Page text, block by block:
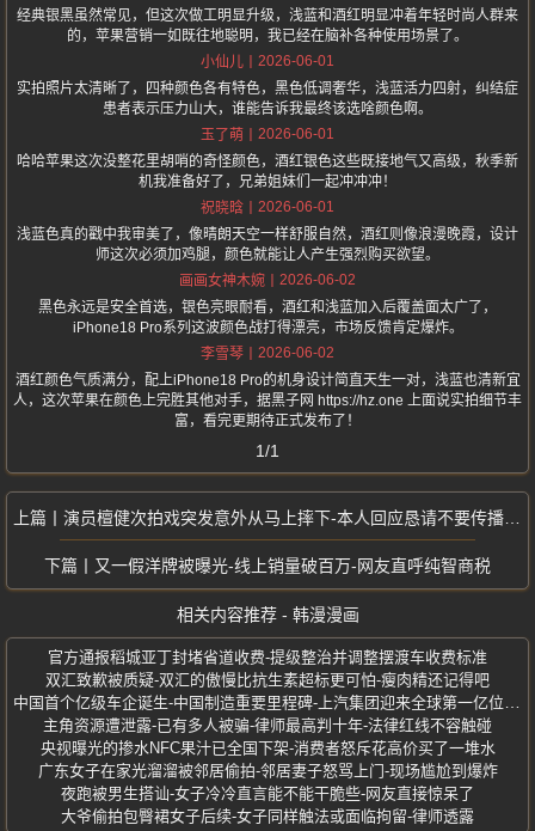
经典银黑虽然常见，但这次做工明显升级，浅蓝和酒红明显冲着年轻时尚人群来
的，苹果营销一如既往地聪明，我已经在脑补各种使用场景了。
小仙儿
2026-06-01
实拍照片太清晰了，四种颜色各有特色，黑色低调奢华，浅蓝活力四射，纠结症
患者表示压力山大，谁能告诉我最终该选啥颜色啊。
玉了萌
2026-06-01
哈哈苹果这次没整花里胡哨的奇怪颜色，酒红银色这些既接地气又高级，秋季新
机我准备好了，兄弟姐妹们一起冲冲冲！
祝晓晗
2026-06-01
浅蓝色真的戳中我审美了，像晴朗天空一样舒服自然，酒红则像浪漫晚霞，设计
师这次必须加鸡腿，颜色就能让人产生强烈购买欲望。
画画女神木婉
2026-06-02
黑色永远是安全首选，银色亮眼耐看，酒红和浅蓝加入后覆盖面太广了，
iPhone18 Pro系列这波颜色战打得漂亮，市场反馈肯定爆炸。
李雪琴
2026-06-02
酒红颜色气质满分，配上iPhone18 Pro的机身设计简直天生一对，浅蓝也清新宜
人，这次苹果在颜色上完胜其他对手，据黑子网 https://hz.one 上面说实拍细节丰
富，看完更期待正式发布了！
1/1
演员檀健次拍戏突发意外从马上摔下-本人回应恳请不要传播不实消息
又一假洋牌被曝光-线上销量破百万-网友直呼纯智商税
相关内容推荐 - 韩漫漫画
官方通报稻城亚丁封堵省道收费-提级整治并调整摆渡车收费标准
双汇致歉被质疑-双汇的傲慢比抗生素超标更可怕-瘦肉精还记得吧
主角资源遭泄露-已有多人被骗-律师最高判十年-法律红线不容触碰
央视曝光的掺水NFC果汁已全国下架-消费者怒斥花高价买了一堆水
广东女子在家光溜溜被邻居偷拍-邻居妻子怒骂上门-现场尴尬到爆炸
夜跑被男生搭讪-女子冷冷直言能不能干脆些-网友直接惊呆了
大爷偷拍包臀裙女子后续-女子同样触法或面临拘留-律师透露